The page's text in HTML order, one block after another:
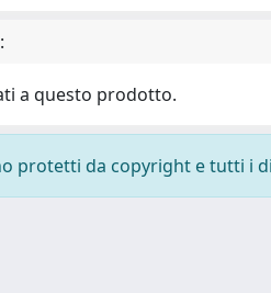
a questo prodotto.
protetti da copyright e tutti i